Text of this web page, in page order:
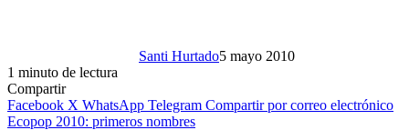
Santi Hurtado5 mayo 2010
1 minuto de lectura
Compartir
Facebook X WhatsApp Telegram Compartir por correo electrónico
Ecopop 2010: primeros nombres